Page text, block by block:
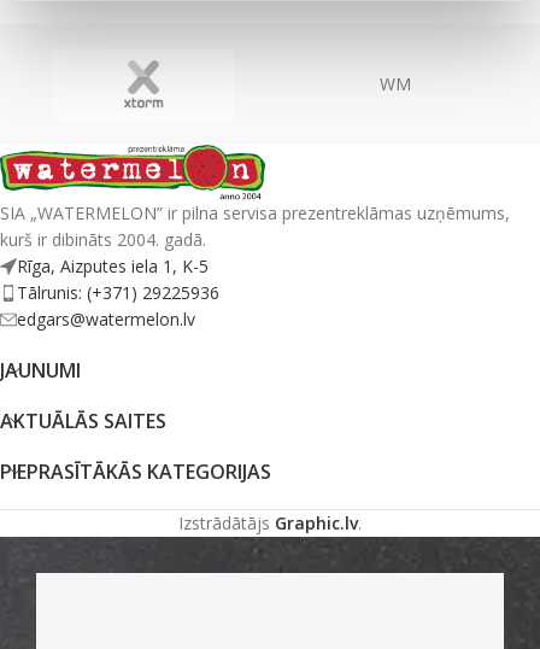
WM
SIA „WATERMELON” ir pilna servisa prezentreklāmas uzņēmums,
kurš ir dibināts 2004. gadā.
Rīga, Aizputes iela 1, K-5
Tālrunis: (+371) 29225936
edgars@watermelon.lv
JAUNUMI
AKTUĀLĀS SAITES
PIEPRASĪTĀKĀS KATEGORIJAS
Izstrādātājs Graphic.lv.